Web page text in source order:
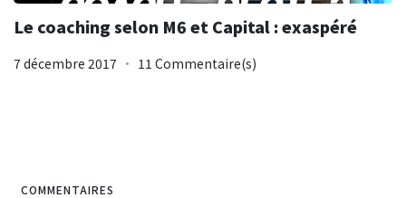
Le coaching selon M6 et Capital : exaspéré
7 décembre 2017 11 Commentaire(s)
COMMENTAIRES